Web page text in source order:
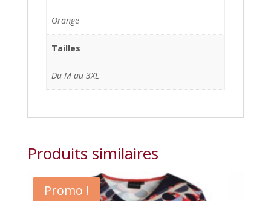
Orange
Tailles
Du M au 3XL
Produits similaires
Promo !